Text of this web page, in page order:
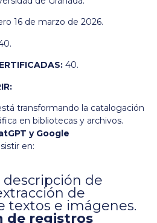
16 de marzo de 2026.
40.
transformando la catalogación
en bibliotecas y archivos.
y Google
en:
descripción de
de
textos e imágenes.
de registros